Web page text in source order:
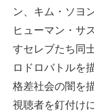
ン、キム・ソヨ
ヒューマン・サ
すセレブたち同
ロドロバトルを
格差社会の闇を
視聴者を釘付け